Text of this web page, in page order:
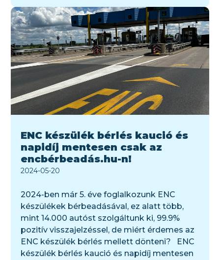
ENC készülék bérlés kaució és
napidíj mentesen csak az
encbérbeadás.hu-n!
2024-05-20
2024-ben már 5. éve foglalkozunk ENC
készülékek bérbeadásával, ez alatt több,
mint 14.000 autóst szolgáltunk ki, 99.9%
pozitív visszajelzéssel, de miért érdemes az
ENC készülék bérlés mellett dönteni? ENC
készülék bérlés kaució és napidíj mentesen